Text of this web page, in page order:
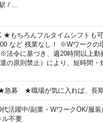
/
もちろんフルタイムシフトも
など 残業なし！ ※Wワークの
法令に基づき、週20時間以上勤
の原則禁止）により、短時間・
募 ★職場が気に入れば、長期
活躍中/副業・WワークOK/服装
ル不要